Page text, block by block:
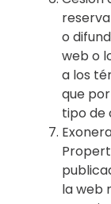
o
web o
a los
que
tipo de
la web